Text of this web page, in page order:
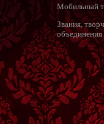
Мобильный
Звания,
объединения